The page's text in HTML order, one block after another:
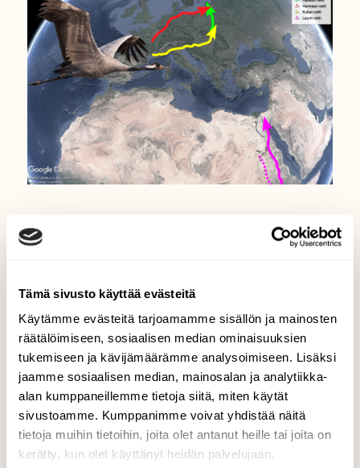
Tämä sivusto käyttää evästeitä
Käytämme evästeitä tarjoamamme sisällön ja mainosten
räätälöimiseen, sosiaalisen median ominaisuuksien
tukemiseen ja kävijämäärämme analysoimiseen. Lisäksi
jaamme sosiaalisen median, mainosalan ja analytiikka-
alan kumppaneillemme tietoja siitä, miten käytät
sivustoamme. Kumppanimme voivat yhdistää näitä
tietoja muihin tietoihin, joita olet antanut heille tai joita on
kerätty, kun olet käyttänyt heidän palvelujaan.
Kurkiseuranta: Lauri ilmestyi